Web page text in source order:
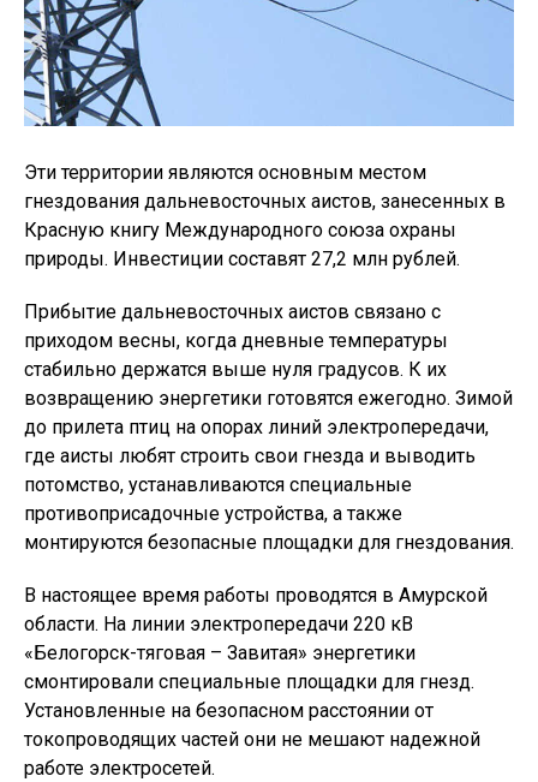
Эти территории являются основным местом
гнездования дальневосточных аистов, занесенных в
Красную книгу Международного союза охраны
природы. Инвестиции составят 27,2 млн рублей.
Прибытие дальневосточных аистов связано с
приходом весны, когда дневные температуры
стабильно держатся выше нуля градусов. К их
возвращению энергетики готовятся ежегодно. Зимой
до прилета птиц на опорах линий электропередачи,
где аисты любят строить свои гнезда и выводить
потомство, устанавливаются специальные
противоприсадочные устройства, а также
монтируются безопасные площадки для гнездования.
В настоящее время работы проводятся в Амурской
области. На линии электропередачи 220 кВ
«Белогорск-тяговая – Завитая» энергетики
смонтировали специальные площадки для гнезд.
Установленные на безопасном расстоянии от
токопроводящих частей они не мешают надежной
работе электросетей.